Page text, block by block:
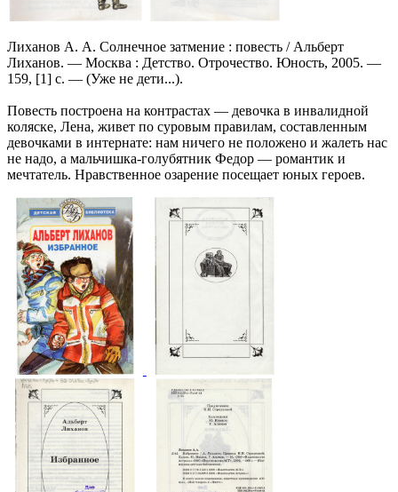
Лиханов А. А. Солнечное затмение : повесть / Альберт
Лиханов. — Москва : Детство. Отрочество. Юность, 2005. —
159, [1] с. — (Уже не дети...).
Повесть построена на контрастах — девочка в инвалидной
коляске, Лена, живет по суровым правилам, составленным
девочками в интернате: нам ничего не положено и жалеть нас
не надо, а мальчишка-голубятник Федор — романтик и
мечтатель. Нравственное озарение посещает юных героев.